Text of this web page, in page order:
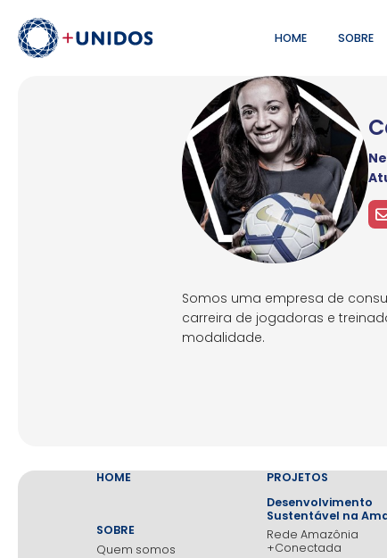
HOME SOBRE
Somos uma empresa de
carreira de jogadoras e
modalidade.
HOME
SOBRE
Quem somos
PROJETOS
Desenvolvimento
Sustentável na
Rede Amazônia
+Conectada